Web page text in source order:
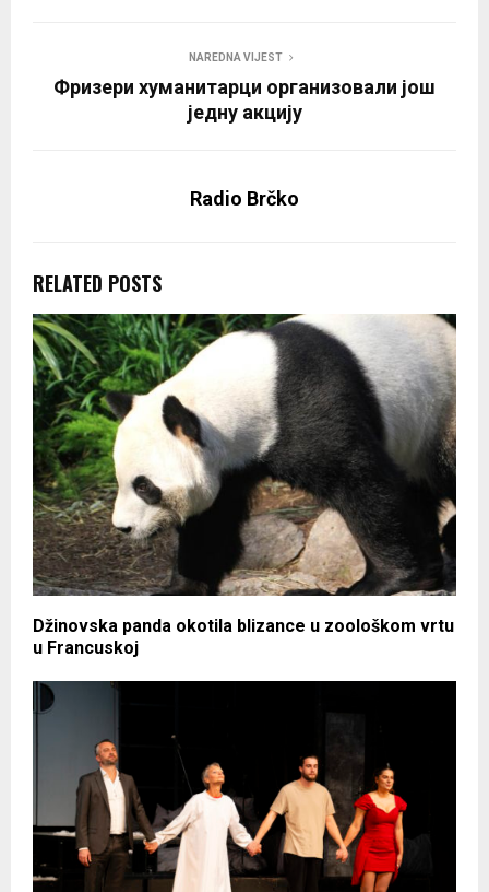
NAREDNA VIJEST
Фризери хуманитарци организовали још
једну акцију
Radio Brčko
RELATED POSTS
Džinovska panda okotila blizance u zoološkom vrtu
u Francuskoj